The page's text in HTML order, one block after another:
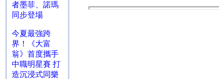
者墨菲、諾瑪
同步登場
今夏最強跨
界！《大富
翁》首度攜手
中職明星賽 打
造沉浸式同樂